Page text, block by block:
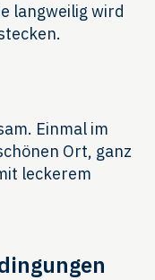
langweilig wird
Einmal im
Ort, ganz
leckerem